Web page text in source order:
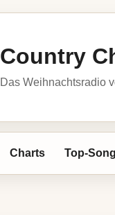
Country
Das Weihnachtsradio
Charts Top-